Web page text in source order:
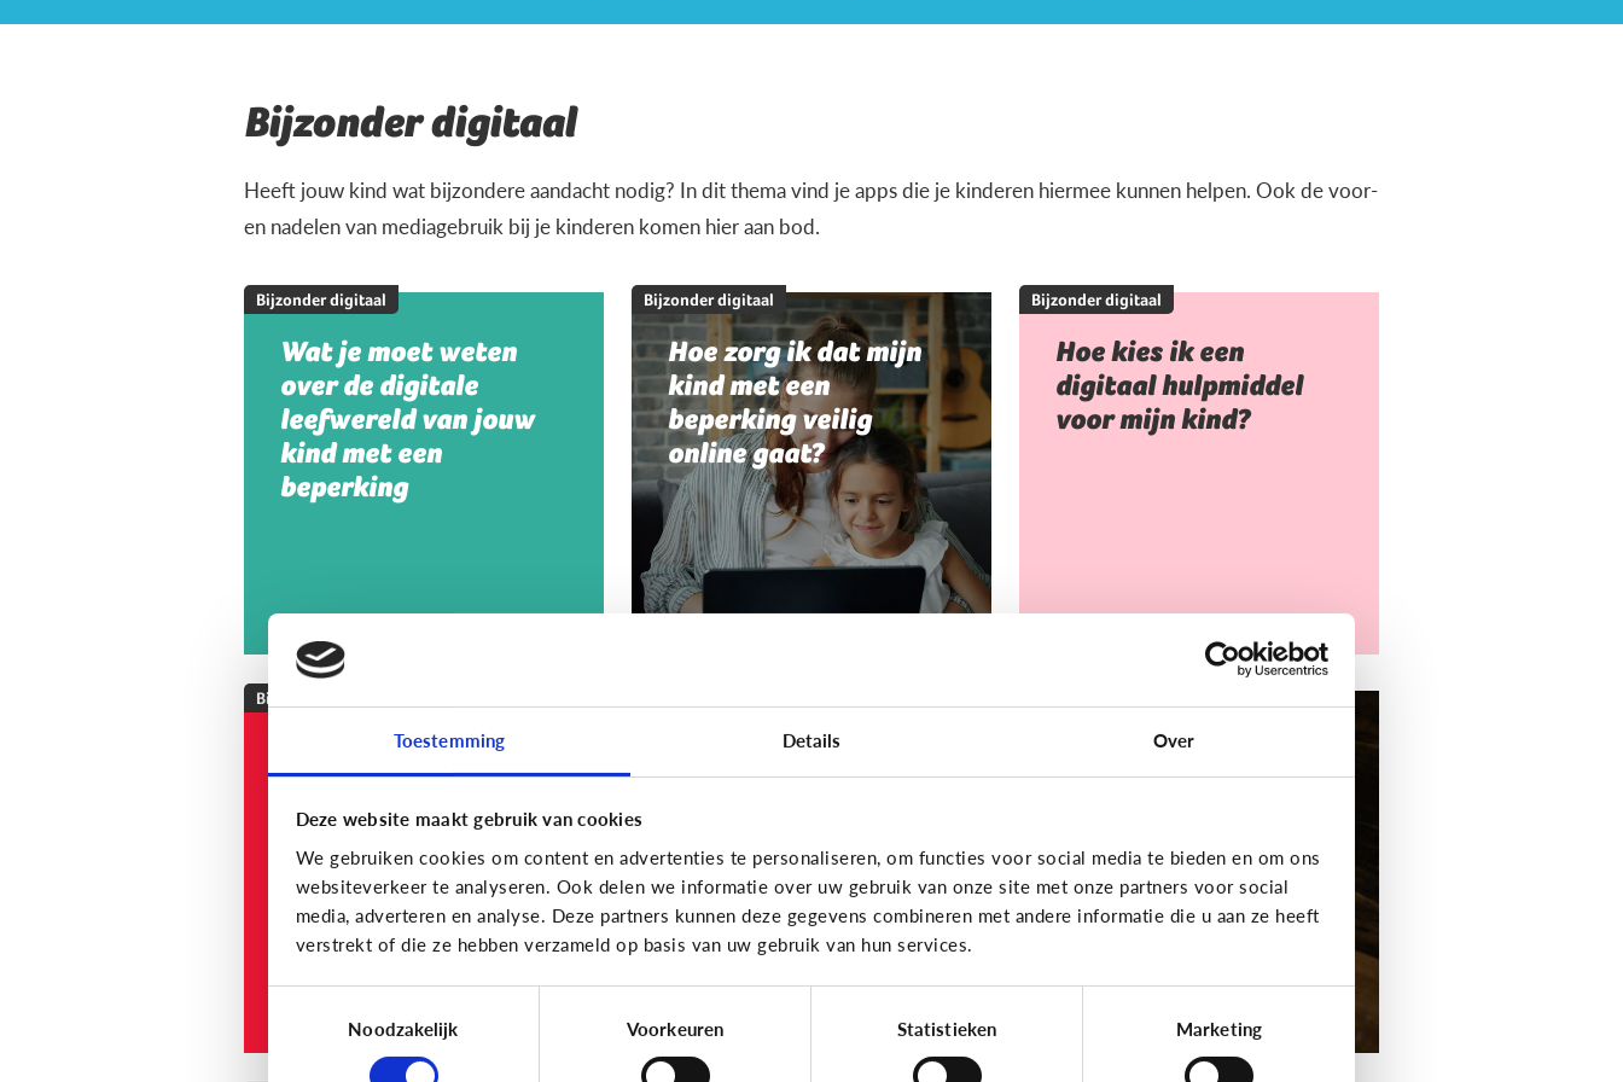
Toestemming Details Over
Deze website maakt gebruik van cookies
We gebruiken cookies om content en advertenties te personaliseren, om functies voor social media te bieden en om ons
websiteverkeer te analyseren. Ook delen we informatie over uw gebruik van onze site met onze partners voor social
media, adverteren en analyse. Deze partners kunnen deze gegevens combineren met andere informatie die u aan ze heeft
verstrekt of die ze hebben verzameld op basis van uw gebruik van hun services.
Noodzakelijk
Voorkeuren Statistieken Marketing
Bijzonder digitaal
Heeft jouw kind wat bijzondere aandacht nodig? In dit thema vind je apps die je kinderen hiermee kunnen helpen. Ook de voor-
en nadelen van mediagebruik bij je kinderen komen hier aan bod.
Bijzonder digitaal
Wat je moet weten
over de digitale
leefwereld van jouw
kind met een
beperking
Bijzonder digitaal
Hoe zorg ik dat mijn
kind met een
beperking veilig
online gaat?
Bijzonder digitaal
Hoe kies ik een
digitaal hulpmiddel
voor mijn kind?
Bijzonder digitaal
Mijn kind is
slechthorend of doof.
Welke apps of
toepassingen kunnen
helpen?
Mijn kind is
slechtziend of blind.
toepassingen kunnen
helpen?
Mijn kind heeft moeite
met schrijven en
of toepassingen
kunnen helpen?